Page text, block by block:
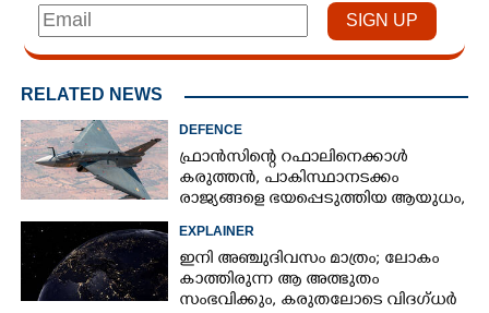
RELATED NEWS
DEFENCE
ഫ്രാൻസിന്റെ റഫാലിനെക്കാൾ
കരുത്തൻ,​ പാകിസ്ഥാനടക്കം
രാജ്യങ്ങളെ ഭയപ്പെടുത്തിയ ആയുധം,​
ഇന്ത്യ നിർമ്മിച്ച എണ്ണം 100ലേക്ക്
EXPLAINER
ഇനി അഞ്ചുദിവസം മാത്രം; ലോകം
കാത്തിരുന്ന ആ അത്ഭുതം
സംഭവിക്കും, കരുതലോടെ വിദഗ്ധർ